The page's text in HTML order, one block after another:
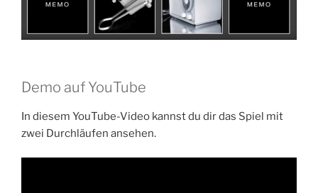
Demo auf YouTube
In diesem YouTube-Video kannst du dir das Spiel mit
zwei Durchläufen ansehen.